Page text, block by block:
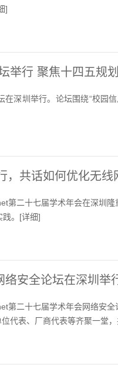
]
举行 聚焦十四五规
深圳举行。论坛围绕“校园
，共话如何优化无线
第二十七届学术年会在深圳
践。[详细]
络安全论坛在深圳举
第二十七届学术年会网络安
代表、厂商代表等齐聚一堂